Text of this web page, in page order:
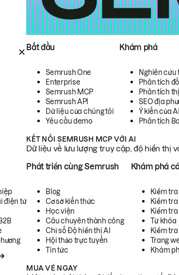
Bắt đầu
Semrush One
Enterprise
Semrush MCP
Semrush API
Dữ liệu của chúng tôi
Yêu cầu demo
Khám phá
Nghiên cứu
Phân tích
Phân tích
SEO địa
Ý kiến của
Phân tích
KẾT NỐI SEMRUSH MCP VỚI AI
Dữ liệu về lưu lượng truy cập, độ hiển thị
điện tử
Phát triển cùng Semrush
Blog
Cơ sở kiến thức
Học viện
Câu chuyên thành công
Chỉ số Độ hiển thị AI
Hội thảo trực tuyến
Tin tức
Khám phá
Kiểm
Kiểm tra
Kiểm
Từ khóa
Kiểm
Trang
Khám
MUA VÉ NGAY